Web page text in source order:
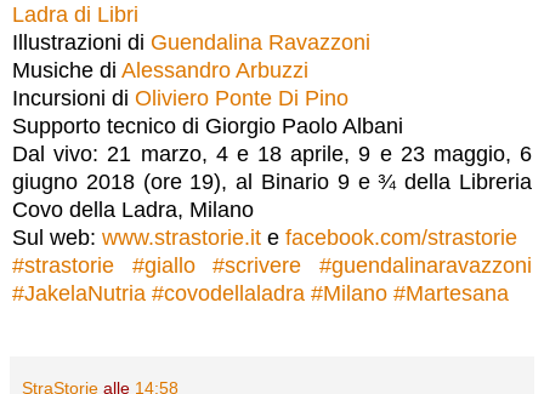
Ladra di Libri
Illustrazioni di Guendalina Ravazzoni
Musiche di Alessandro Arbuzzi
Incursioni di Oliviero Ponte Di Pino
Supporto tecnico di Giorgio Paolo Albani
Dal vivo: 21 marzo, 4 e 18 aprile, 9 e 23 maggio, 6
giugno 2018 (ore 19), al Binario 9 e ¾ della Libreria
Covo della Ladra, Milano
Sul web: www.strastorie.it e facebook.com/strastorie
#strastorie #giallo #scrivere #guendalinaravazzoni
#JakelaNutria #covodellaladra #Milano #Martesana
StraStorie alle 14:58